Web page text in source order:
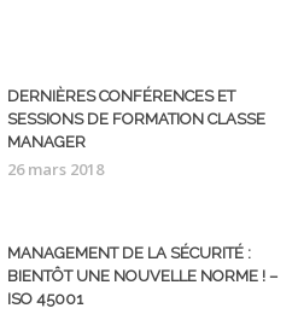
DERNIÈRES CONFÉRENCES ET
SESSIONS DE FORMATION CLASSE
MANAGER
26 mars 2018
MANAGEMENT DE LA SÉCURITÉ :
BIENTÔT UNE NOUVELLE NORME ! –
ISO 45001